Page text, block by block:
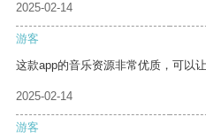
2025-02-14
游客
这款app的音乐资源非常优质，可以
2025-02-14
游客